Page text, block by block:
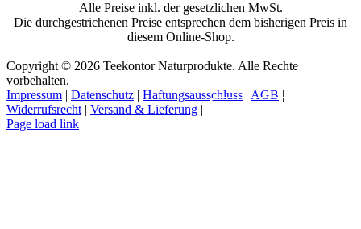
Alle Preise inkl. der gesetzlichen MwSt.
Die durchgestrichenen Preise entsprechen dem bisherigen Preis in
diesem Online-Shop.
Copyright © 2026 Teekontor Naturprodukte. Alle Rechte
vorbehalten.
Impressum | Datenschutz | Haftungsausschluss | AGB |
Widerrufsrecht | Versand & Lieferung |
Page load link